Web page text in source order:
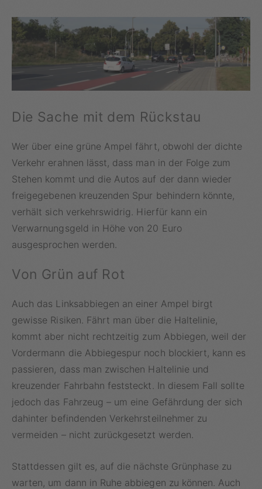
Die Sache mit dem Rückstau
Wer über eine grüne Ampel fährt, obwohl der dichte
Verkehr erahnen lässt, dass man in der Folge zum
Stehen kommt und die Autos auf der dann wieder
freigegebenen kreuzenden Spur behindern könnte,
verhält sich verkehrswidrig. Hierfür kann ein
Verwarnungsgeld in Höhe von 20 Euro
ausgesprochen werden.
Von Grün auf Rot
Auch das Linksabbiegen an einer Ampel birgt
gewisse Risiken. Fährt man über die Haltelinie,
kommt aber nicht rechtzeitig zum Abbiegen, weil der
Vordermann die Abbiegespur noch blockiert, kann es
passieren, dass man zwischen Haltelinie und
kreuzender Fahrbahn feststeckt. In diesem Fall sollte
jedoch das Fahrzeug – um eine Gefährdung der sich
dahinter befindenden Verkehrsteilnehmer zu
vermeiden – nicht zurückgesetzt werden.
Stattdessen gilt es, auf die nächste Grünphase zu
warten, um dann in Ruhe abbiegen zu können. Auch